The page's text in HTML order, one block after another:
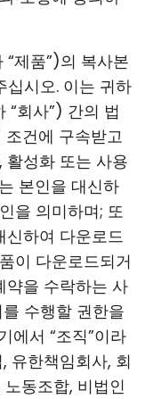
제품”)의 복사본
십시오. 이는 귀하
회사”) 간의 법
조건에 구속받고
활성화 또는 사용
본인을 대신하
을 의미하며; 또
신하여 다운로드
이 다운로드되거
약을 수락하는 사
수행할 권한을
에서 “조직”이라
유한책임회사, 회
동조합, 비법인